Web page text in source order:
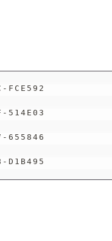
FCE592
514E03
655846